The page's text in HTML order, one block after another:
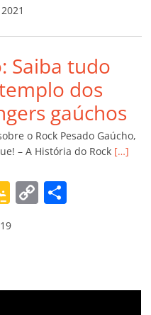
o
gl
e
Cl
a
ss
ro
o
m
y
Li
n
k
p
ar
til
h
ar
Saiba tudo
dos
gaúchos
o Rock Pesado Gaúcho,
– A História do Rock […]
G
o
o
e
C
Li ar